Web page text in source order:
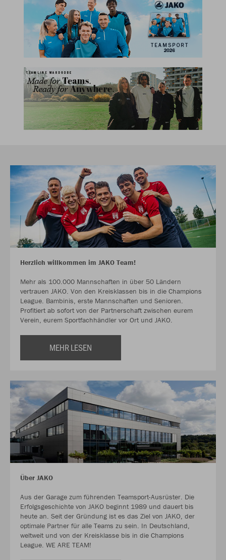
Herzlich willkommen im JAKO Team!
Mehr als 100.000 Mannschaften in über 50 Ländern
vertrauen JAKO. Von den Kreisklassen bis in die Champions
League. Bambinis, erste Mannschaften und Senioren.
Profitiert ab sofort von der Partnerschaft zwischen eurem
Verein, eurem Sportfachhändler vor Ort und JAKO.
MEHR LESEN
Über JAKO
Aus der Garage zum führenden Teamsport-Ausrüster. Die
Erfolgsgeschichte von JAKO beginnt 1989 und dauert bis
heute an. Seit der Gründung ist es das Ziel von JAKO, der
optimale Partner für alle Teams zu sein. In Deutschland,
weltweit und von der Kreisklasse bis in die Champions
League. WE ARE TEAM!